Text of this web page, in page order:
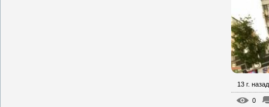
13 г. назад
0